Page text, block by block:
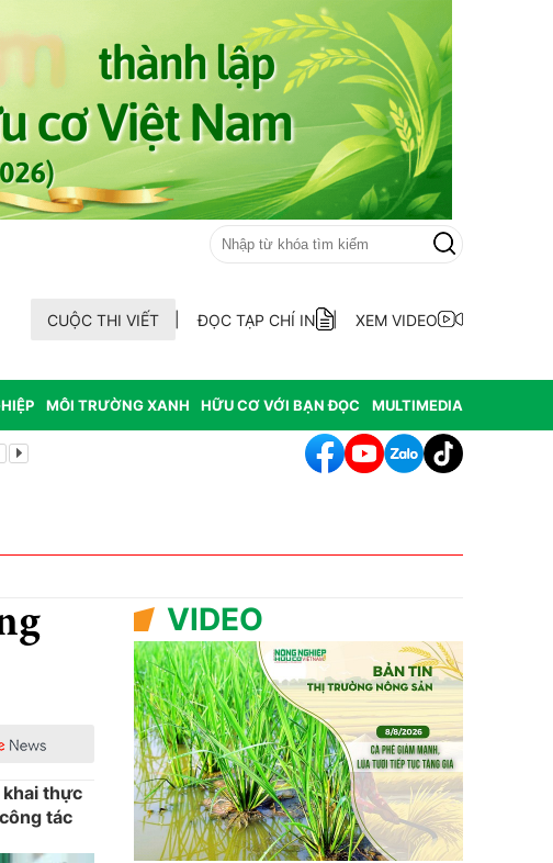
CUỘC THI VIẾT ĐỌC TẠP CHÍ IN XEM VIDEO
MÔI TRƯỜNG XANH HỮU CƠ VỚI BẠN ĐỌC MULTIMEDIA
Long phát hiện 9 mẫu xăng dầu kém chất lượng
khai thực
tác
VIDEO